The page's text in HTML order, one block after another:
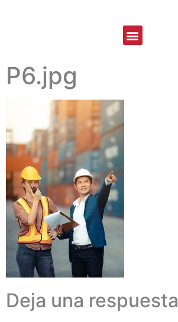
P6.jpg
Deja una respuesta